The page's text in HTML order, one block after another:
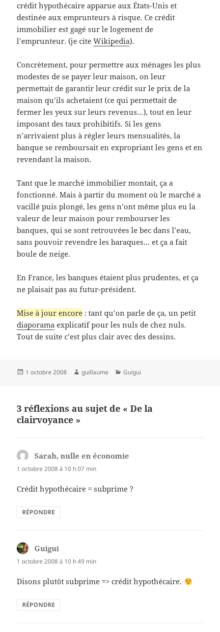
crédit hypothécaire apparue aux États-Unis et
destinée aux emprunteurs à risque. Ce crédit
immobilier est gagé sur le logement de
l’emprunteur. (je citeWikipedia).
Concrètement, pour permettre aux ménages les plus
modestes de se payer leur maison, on leur
permettait de garantir leur crédit sur le prix de la
maison qu’ils achetaient (ce qui permettait de
fermer les yeux sur leurs revenus…), tout en leur
imposant des taux prohibitifs. Si les gens
n’arrivaient plus à régler leurs mensualités, la
banque se remboursait en expropriant les gens et en
revendant la maison.
Tant que le marché immobilier montait, ça a
fonctionné. Mais à partir du moment où le marché a
vacillé puis plongé, les gens n’ont même plus eu la
valeur de leur maison pour rembourser les
banques, qui se sont retrouvées le bec dans l’eau,
sans pouvoir revendre les baraques… et ça a fait
boule de neige.
En France, les banques étaient plus prudentes, et ça
ne plaisait pas au futur-président.
Mise à jour encore : tant qu’on parle de ça, un petit
diaporama explicatif pour les nuls de chez nuls.
Tout de suite c’est plus clair avec des dessins.
Publié
1 octobre 2008 Auteur
guillaume Catégories
Guigui
3 réflexions au sujet de « De la
clairvoyance »
Sarah, nulle en économie
1 octobre 2008 à 10 h 07 min
Crédit hypothécaire = subprime ?
RÉPONDRE
Guigui
1 octobre 2008 à 10 h 49 min
Disons plutôt subprime => crédit hypothécaire.
RÉPONDRE